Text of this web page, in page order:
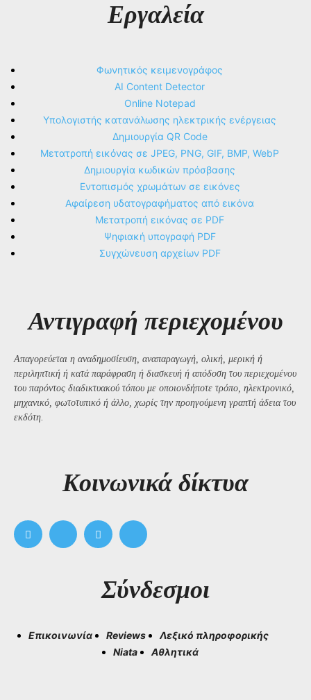
Εργαλεία
Φωνητικός κειμενογράφος
AI Content Detector
Online Notepad
Υπολογιστής κατανάλωσης ηλεκτρικής ενέργειας
Δημιουργία QR Code
Μετατροπή εικόνας σε JPEG, PNG, GIF, BMP, WebP
Δημιουργία κωδικών πρόσβασης
Εντοπισμός χρωμάτων σε εικόνες
Αφαίρεση υδατογραφήματος από εικόνα
Μετατροπή εικόνας σε PDF
Ψηφιακή υπογραφή PDF
Συγχώνευση αρχείων PDF
Αντιγραφή περιεχομένου
Απαγορεύεται η αναδημοσίευση, αναπαραγωγή, ολική, μερική ή
περιληπτική ή κατά παράφραση ή διασκευή ή απόδοση του περιεχομένου
του παρόντος διαδικτυακού τόπου με οποιονδήποτε τρόπο, ηλεκτρονικό,
μηχανικό, φωτοτυπικό ή άλλο, χωρίς την προηγούμενη γραπτή άδεια του
εκδότη.
Kοινωνικά δίκτυα
Σύνδεσμοι
Επικοινωνία Reviews
Λεξικό πληροφορικής
Niata
Αθλητικά